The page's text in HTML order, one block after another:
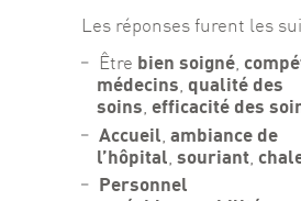
Les réponses furent les
Être bien soigné,
médecins, qualité des
soins, efficacité des
Accueil ,ambiance de
l’hôpital souriant
Personnel